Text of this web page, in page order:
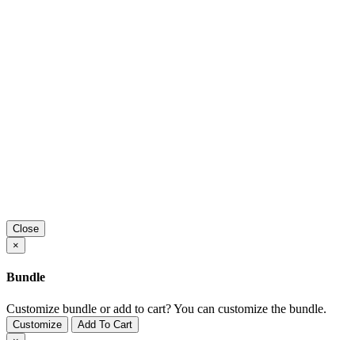
Close
×
Bundle
Customize bundle or add to cart?You can customize the bundle.
Customize
Add To Cart